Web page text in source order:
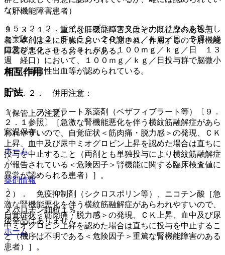
ない。
１５．２．２． イヌにプラバスタチンナトリウムを投与し
た実験（１２．５・５０・２００ｍｇ／ｋｇ／日 ５週 経
口及び１２．５・２５・５０・１００ｍｇ／ｋｇ／日 １３
週 経口）において、１００ｍｇ／ｋｇ／日投与群で脳微小
血管に漏出性出血等が認められている。
貯法
（保管上の注意）
室温保存。
ホーム
薬剤情報
メバロチン細粒１％
後発品はありません
ホーム
（肝機能障害患者）
９．３．１． 重篤な肝機能障害又はその既往歴のある患
者：本剤は主に肝臓において代謝され、作用するので肝機能
障害を悪化させるおそれがある。
相互作用
１０．２． 併用注意：
１）． フィブラート系薬剤（ベザフィブラート等）〔９．
２．１参照〕［急激な腎機能悪化を伴う横紋筋融解症があら
われやすいので、自覚症状＜筋肉痛・脱力感＞の発現、ＣＫ
上昇、血中及び尿中ミオグロビン上昇を認めた場合は直ちに
投与を中止すること（両剤とも単独投与により横紋筋融解症
が報告されている＜危険因子＞腎機能に関する臨床検査値に
異常が認められる患者）］。
２）． 免疫抑制剤（シクロスポリン等）、ニコチン酸［急
激な腎機能悪化を伴う横紋筋融解症があらわれやすいので、
自覚症状＜筋肉痛・脱力感＞の発現、ＣＫ上昇、血中及び尿
中ミオグロビン上昇を認めた場合は直ちに投与を中止するこ
と（機序は不明である＜危険因子＞重篤な腎機能障害のある
患者）］。